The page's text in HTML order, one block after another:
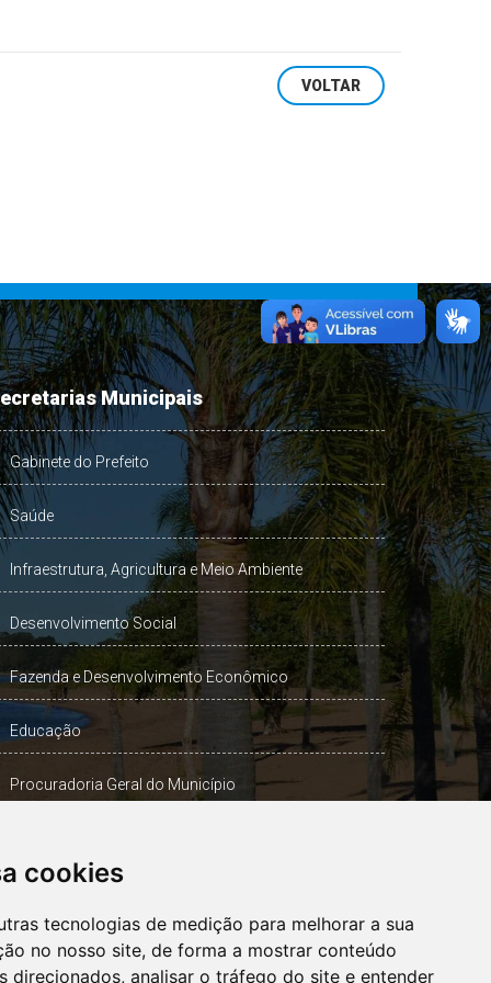
cookies
tecnologias de medição para melhorar a sua
no nosso site, de forma a mostrar conteúdo
direcionados, analisar o tráfego do site e entender
VOLTAR
Municipais
Gabinete do Prefeito
Saúde
Infraestrutura, Agricultura e Meio Ambiente
Desenvolvimento Social
Fazenda e Desenvolvimento Econômico
Educação
Procuradoria Geral do Município
OUVIDORIA